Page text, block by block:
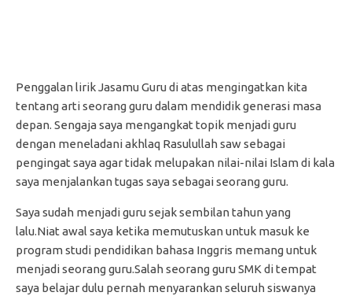
Penggalan lirik Jasamu Guru di atas mengingatkan kita
tentang arti seorang guru dalam mendidik generasi masa
depan. Sengaja saya mengangkat topik menjadi guru
dengan meneladani akhlaq Rasulullah saw sebagai
pengingat saya agar tidak melupakan nilai-nilai Islam di kala
saya menjalankan tugas saya sebagai seorang guru.
Saya sudah menjadi guru sejak sembilan tahun yang
lalu.Niat awal saya ketika memutuskan untuk masuk ke
program studi pendidikan bahasa Inggris memang untuk
menjadi seorang guru.Salah seorang guru SMK di tempat
saya belajar dulu pernah menyarankan seluruh siswanya